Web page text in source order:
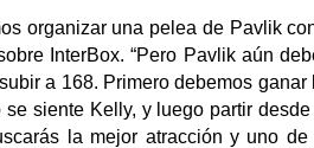
organizar una pelea de Pavlik
InterBox. “Pero Pavlik aún
a 168. Primero debemos
se siente Kelly, y luego partir
la mejor atracción y uno